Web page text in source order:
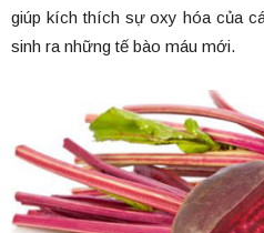
giúp kích thích sự oxy hóa của
sinh ra những tế bào máu mới.